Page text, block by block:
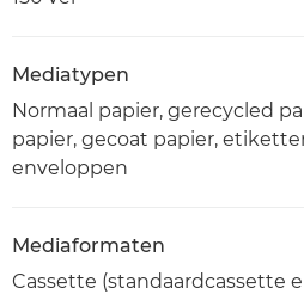
Mediatypen
Normaal papier, gerecycled
papier, gecoat papier,
enveloppen
Mediaformaten
Cassette (standaardcassette